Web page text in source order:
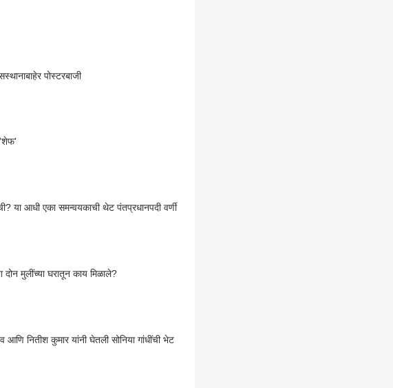
पोस्टरबाजी
'शेफ'
या आधी एका समन्वयकाची थेट पंतप्रधानपदी वर्णी
दोन मुलींच्या घरातून काय मिळाले?
नितीश कुमार यांनी घेतली सोनिया गांधींची भेट